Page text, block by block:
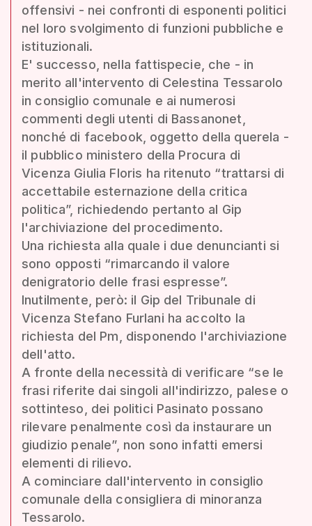
offensivi - nei confronti di esponenti politici
nel loro svolgimento di funzioni pubbliche e
istituzionali.
E' successo, nella fattispecie, che - in
merito all'intervento di Celestina Tessarolo
in consiglio comunale e ai numerosi
commenti degli utenti di Bassanonet,
nonché di facebook, oggetto della querela -
il pubblico ministero della Procura di
Vicenza Giulia Floris ha ritenuto “trattarsi di
accettabile esternazione della critica
politica”, richiedendo pertanto al Gip
l'archiviazione del procedimento.
Una richiesta alla quale i due denuncianti si
sono opposti “rimarcando il valore
denigratorio delle frasi espresse”.
Inutilmente, però: il Gip del Tribunale di
Vicenza Stefano Furlani ha accolto la
richiesta del Pm, disponendo l'archiviazione
dell'atto.
A fronte della necessità di verificare “se le
frasi riferite dai singoli all'indirizzo, palese o
sottinteso, dei politici Pasinato possano
rilevare penalmente così da instaurare un
giudizio penale”, non sono infatti emersi
elementi di rilievo.
A cominciare dall'intervento in consiglio
comunale della consigliera di minoranza
Tessarolo.